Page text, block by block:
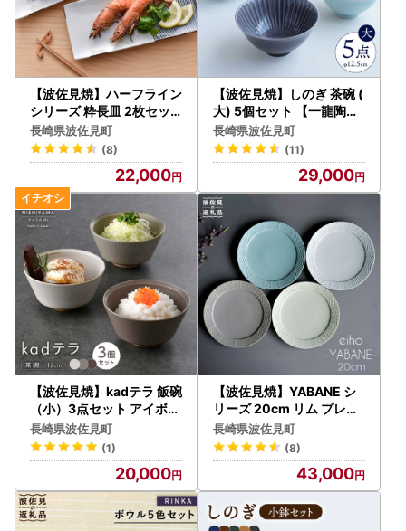
【波佐見焼】ハーフライン
シリーズ 粋長皿 2枚セッ
ト【まるしん】 角皿 プレ
ート 食器 [WD12] 波佐見
焼
長崎県波佐見町
(8)
22,000
【波佐見焼】しのぎ 茶碗 (
大) 5個セット 【一龍陶苑
】 [CC05]
長崎県波佐見町
(11)
29,000
【波佐見焼】kadテラ 飯碗
（小）3点セット アイボリ
ー・サンド・モカ【NISHI
YAMAJAPAN】[CB136]
長崎県波佐見町
(1)
20,000
【波佐見焼】YABANE シ
リーズ 20cm リム プレー
ト 4枚セット 食器 皿 【永
峰製磁】【eiho】 [RA50]
波佐見焼
長崎県波佐見町
(8)
43,000